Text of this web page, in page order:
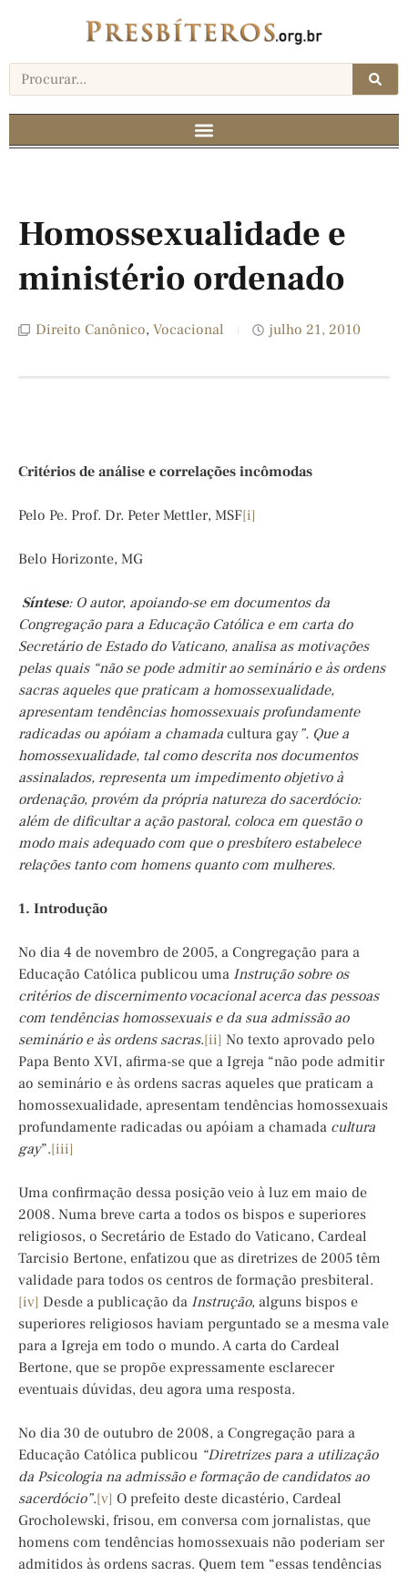
Homossexualidade e
ministério ordenado
Direito Canônico, Vocacional julho 21, 2010
Critérios de análise e correlações incômodas
Pelo Pe. Prof. Dr. Peter Mettler, MSF[i]
Belo Horizonte, MG
Síntese: O autor, apoiando-se em documentos da
Congregação para a Educação Católica e em carta do
Secretário de Estado do Vaticano, analisa as motivações
pelas quais “não se pode admitir ao seminário e às ordens
sacras aqueles que praticam a homossexualidade,
apresentam tendências homossexuais profundamente
radicadas ou apóiam a chamada cultura gay”. Que a
homossexualidade, tal como descrita nos documentos
assinalados, representa um impedimento objetivo à
ordenação, provém da própria natureza do sacerdócio:
além de dificultar a ação pastoral, coloca em questão o
modo mais adequado com que o presbítero estabelece
relações tanto com homens quanto com mulheres.
1. Introdução
No dia 4 de novembro de 2005, a Congregação para a
Educação Católica publicou uma Instrução sobre os
critérios de discernimento vocacional acerca das pessoas
com tendências homossexuais e da sua admissão ao
seminário e às ordens sacras.[ii] No texto aprovado pelo
Papa Bento XVI, afirma-se que a Igreja “não pode admitir
ao seminário e às ordens sacras aqueles que praticam a
homossexualidade, apresentam tendências homossexuais
profundamente radicadas ou apóiam a chamada cultura
gay”.[iii]
Uma confirmação dessa posição veio à luz em maio de
2008. Numa breve carta a todos os bispos e superiores
religiosos, o Secretário de Estado do Vaticano, Cardeal
Tarcisio Bertone, enfatizou que as diretrizes de 2005 têm
validade para todos os centros de formação presbiteral.
[iv] Desde a publicação da Instrução, alguns bispos e
superiores religiosos haviam perguntado se a mesma vale
para a Igreja em todo o mundo. A carta do Cardeal
Bertone, que se propõe expressamente esclarecer
eventuais dúvidas, deu agora uma resposta.
No dia 30 de outubro de 2008, a Congregação para a
Educação Católica publicou “Diretrizes para a utilização
da Psicologia na admissão e formação de candidatos ao
sacerdócio”.[v] O prefeito deste dicastério, Cardeal
Grocholewski, frisou, em conversa com jornalistas, que
homens com tendências homossexuais não poderiam ser
admitidos às ordens sacras. Quem tem “essas tendências